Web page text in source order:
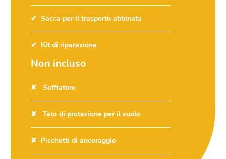
Sacca per il trasporto abbinata
Kit di riparazione
Non incluso
Soffiatore
Telo di protezione per il suolo
Picchetti di ancoraggio